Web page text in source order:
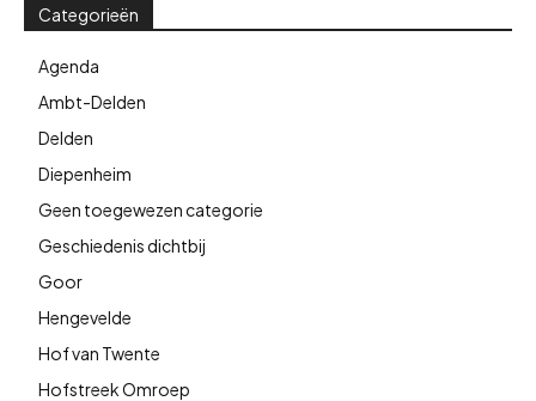
Categorieën
Agenda
Ambt-Delden
Delden
Diepenheim
Geen toegewezen categorie
Geschiedenis dichtbij
Goor
Hengevelde
Hof van Twente
Hofstreek Omroep